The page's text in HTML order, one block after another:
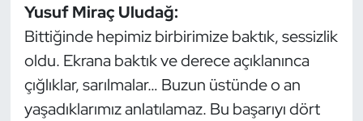
Yusuf Miraç Uludağ:
Bittiğinde hepimiz birbirimize baktık, sessizlik
oldu. Ekrana baktık ve derece açıklanınca
çığlıklar, sarılmalar… Buzun üstünde o an
yaşadıklarımız anlatılamaz. Bu başarıyı dört
Optimist
Oryantiring
Özel Sporcular